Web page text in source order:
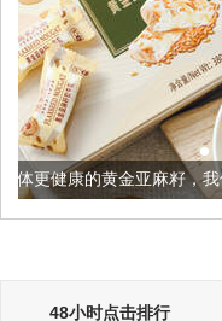
，我们把它加到了牛轧糖里
48小时点击排行